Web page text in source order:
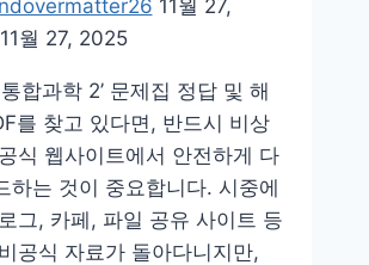
예
홈
페
이
지
11월 27,
11월 27, 2025
통합과학 2’ 문제집 정답 및 해
를 찾고 있다면, 반드시 비상
식 웹사이트에서 안전하게 다
하는 것이 중요합니다. 시중에
그, 카페, 파일 공유 사이트 등
공식 자료가 돌아다니지만,